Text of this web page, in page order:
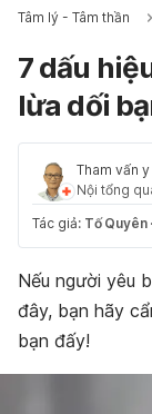
Tâm lý - Tâm thần
7 dấu
lừa dối
Tham vấn
Nội tổng
Tác giả: Tố Quyên ·
Nếu người yêu
đây, bạn hãy
bạn đấy!